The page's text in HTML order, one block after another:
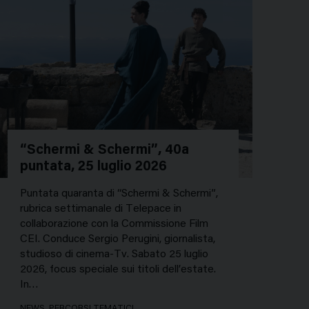
“Schermi & Schermi”, 40a
puntata, 25 luglio 2026
Puntata quaranta di “Schermi & Schermi”,
rubrica settimanale di Telepace in
collaborazione con la Commissione Film
CEI. Conduce Sergio Perugini, giornalista,
studioso di cinema-Tv. Sabato 25 luglio
2026, focus speciale sui titoli dell’estate.
In…